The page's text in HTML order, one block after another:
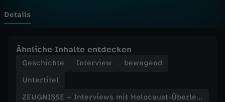
t
r
v
Details
Ähnliche Inhalte entdecken
Geschichte Interview
bewegend
Untertitel
ZEUGNISSE – Interviews mit Holocaust-Überlebenden